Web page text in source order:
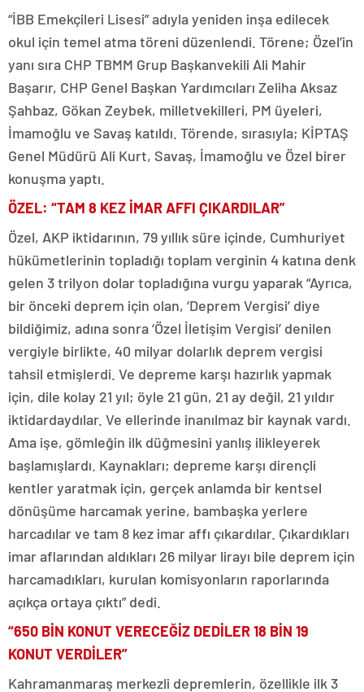
“İBB Emekçileri Lisesi” adıyla yeniden inşa edilecek
okul için temel atma töreni düzenlendi. Törene; Özel’in
yanı sıra CHP TBMM Grup Başkanvekili Ali Mahir
Başarır, CHP Genel Başkan Yardımcıları Zeliha Aksaz
Şahbaz, Gökan Zeybek, milletvekilleri, PM üyeleri,
İmamoğlu ve Savaş katıldı. Törende, sırasıyla; KİPTAŞ
Genel Müdürü Ali Kurt, Savaş, İmamoğlu ve Özel birer
konuşma yaptı.
ÖZEL: “TAM 8 KEZ İMAR AFFI ÇIKARDILAR”
Özel, AKP iktidarının, 79 yıllık süre içinde, Cumhuriyet
hükümetlerinin topladığı toplam verginin 4 katına denk
gelen 3 trilyon dolar topladığına vurgu yaparak “Ayrıca,
bir önceki deprem için olan, ‘Deprem Vergisi’ diye
bildiğimiz, adına sonra ‘Özel İletişim Vergisi’ denilen
vergiyle birlikte, 40 milyar dolarlık deprem vergisi
tahsil etmişlerdi. Ve depreme karşı hazırlık yapmak
için, dile kolay 21 yıl; öyle 21 gün, 21 ay değil, 21 yıldır
iktidardaydılar. Ve ellerinde inanılmaz bir kaynak vardı.
Ama işe, gömleğin ilk düğmesini yanlış ilikleyerek
başlamışlardı. Kaynakları; depreme karşı dirençli
kentler yaratmak için, gerçek anlamda bir kentsel
dönüşüme harcamak yerine, bambaşka yerlere
harcadılar ve tam 8 kez imar affı çıkardılar. Çıkardıkları
imar aflarından aldıkları 26 milyar lirayı bile deprem için
harcamadıkları, kurulan komisyonların raporlarında
açıkça ortaya çıktı” dedi.
“650 BİN KONUT VERECEĞİZ DEDİLER 18 BİN 19
KONUT VERDİLER”
Kahramanmaraş merkezli depremlerin, özellikle ilk 3